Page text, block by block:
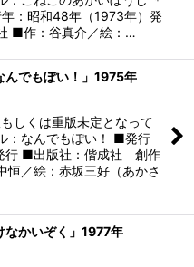
：昭和48年（1973年）発
■作：谷真介／絵：…
んでもぽい！」1975年
しくは重版未定となって
：なんでもぽい！ ■発行
■出版社：偕成社 創作
／絵：赤坂三好（あかさ
なかいぞく」1977年